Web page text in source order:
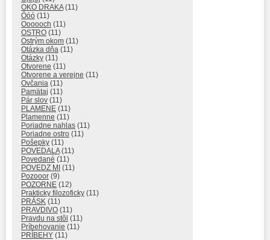
OKO DRAKA(11)
Óóó (11)
Oooooch (11)
OSTRO (11)
Ostrým okom (11)
Otázka dňa (11)
Otázky (11)
Otvorene (11)
Otvorene a verejne (11)
Ovčania (11)
Pamätaj (11)
Pár slov (11)
PLAMENE (11)
Plamenne (11)
Poriadne nahlas (11)
Poriadne ostro (11)
Pošepky (11)
POVEDALA(11)
Povedané (11)
POVEDZ MI (11)
Pozooor (9)
POZORNE (12)
Prakticky filozoficky (11)
PRÁSK (11)
PRAVDIVO (11)
Pravdu na stôl (11)
Príbehovanie (11)
PRÍBEHY (11)